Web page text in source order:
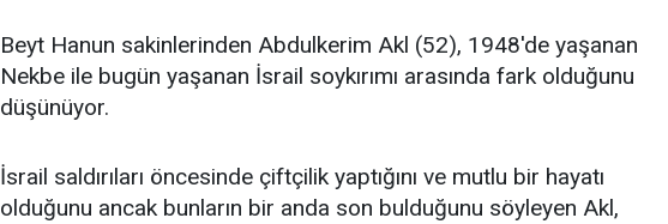
Beyt Hanun sakinlerinden Abdulkerim Akl (52), 1948'de yaşanan
Nekbe ile bugün yaşanan İsrail soykırımı arasında fark olduğunu
düşünüyor.
İsrail saldırıları öncesinde çiftçilik yaptığını ve mutlu bir hayatı
olduğunu ancak bunların bir anda son bulduğunu söyleyen Akl,